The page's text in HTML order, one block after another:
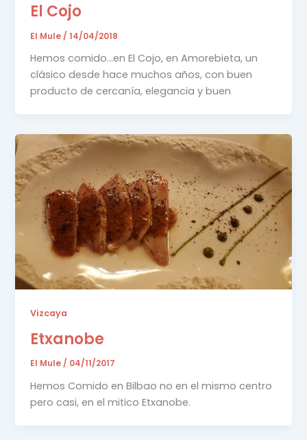
El Cojo
El Mule /14/04/2018
Hemos comido…en El Cojo, en Amorebieta, un
clásico desde hace muchos años, con buen
producto de cercanía, elegancia y buen
Vizcaya
Etxanobe
El Mule / 04/11/2017
Hemos Comido en Bilbao no en el mismo centro
pero casi, en el mitico Etxanobe.